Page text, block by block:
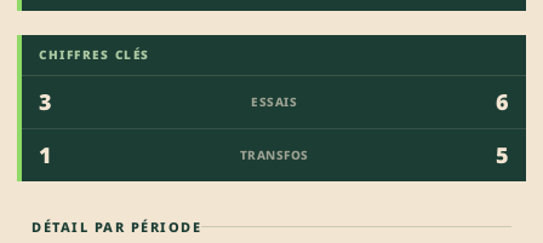
CHIFFRES CLÉS
3 ESSAIS
6
1
TRANSFOS 5
DÉTAIL PAR PÉRIODE